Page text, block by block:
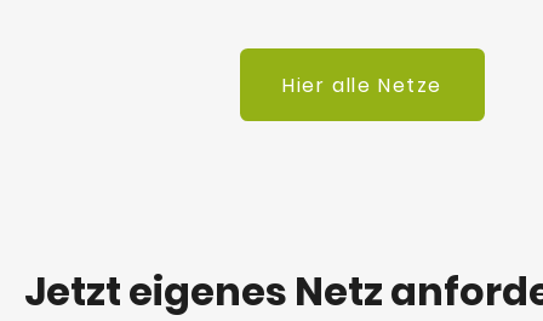
Hier alle Netze
Jetzt eigenes Netz